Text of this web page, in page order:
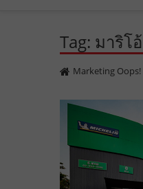
Tag: มาริโอ้
Marketing Oops!